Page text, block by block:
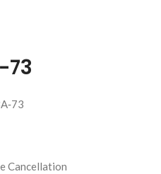
73
Cancellation